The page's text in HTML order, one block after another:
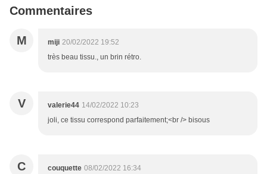
Commentaires
M miji 20/02/2022 19:52
très beau tissu., un brin rétro.
V valerie44 14/02/2022 10:23
joli, ce tissu correspond parfaitement;<br /> bisous
C couquette 08/02/2022 16:34